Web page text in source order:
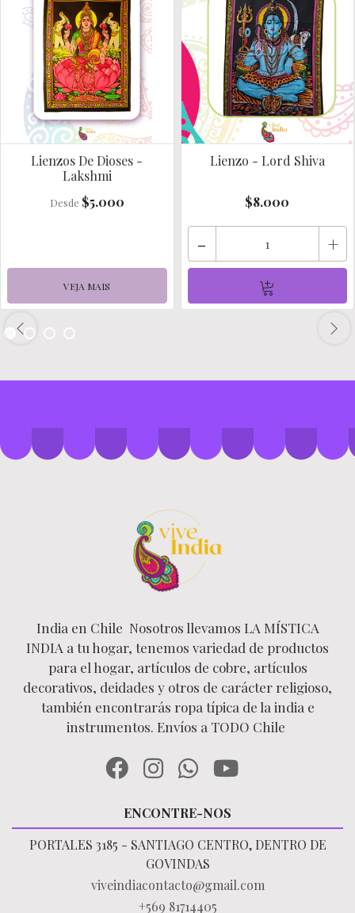
Lienzos De Dioses -
Lakshmi
Desde $5.000
VEJA MAIS
Lienzo - Lord Shiva
$8.000
- +
India en Chile Nosotros llevamos LA MÍSTICA
INDIA a tu hogar, tenemos variedad de productos
para el hogar, artículos de cobre, artículos
decorativos, deidades y otros de carácter religioso,
también encontrarás ropa típica de la india e
instrumentos. Envíos a TODO Chile
ENCONTRE-NOS
PORTALES 3185 - SANTIAGO CENTRO, DENTRO DE
GOVINDAS
viveindiacontacto@gmail.com
+569 81714405